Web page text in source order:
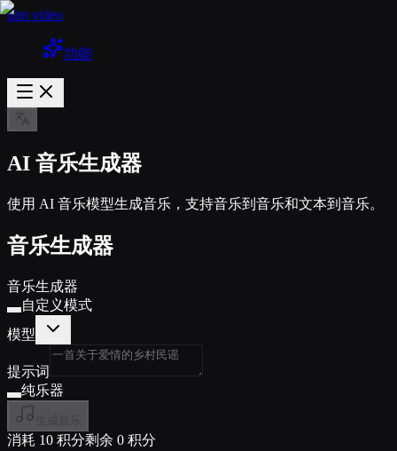
nim video
功能
AI 音乐生成器
使用 AI 音乐模型生成音乐，支持音乐到音乐和文本到音乐。
音乐生成器
音乐生成器
自定义模式
模型
提示词
纯乐器
消耗 10 积分剩余 0 积分